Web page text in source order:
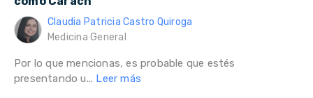
Claudia Patricia Castro Quiroga
Medicina General
Por lo que mencionas, es probable que estés
presentando u... Leer más